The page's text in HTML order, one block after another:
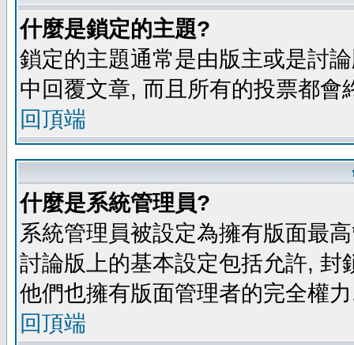
什麼是鎖定的主題?
鎖定的主題通常是由版主或是討
中回覆文章, 而且所有的投票都
回頂端
什麼是系統管理員?
系統管理員被設定為擁有版面最
討論版上的基本設定包括允許,
他們也擁有版面管理者的完全權
回頂端